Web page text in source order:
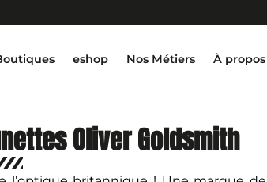
eshop Nos Métiers À propos
Oliver Goldsmith